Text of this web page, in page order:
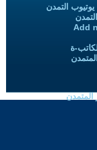
التمدن
Add
ة
المتمدن